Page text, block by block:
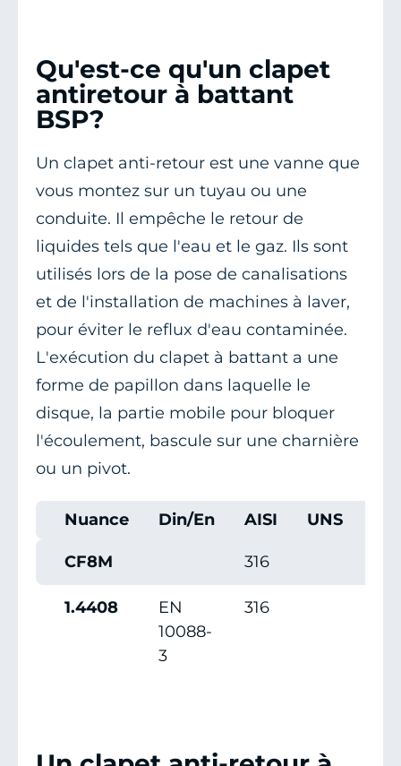
Qu'est-ce qu'un clapet
antiretour à battant
BSP?
Un clapet anti-retour est une vanne que
vous montez sur un tuyau ou une
conduite. Il empêche le retour de
liquides tels que l'eau et le gaz. Ils sont
utilisés lors de la pose de canalisations
et de l'installation de machines à laver,
pour éviter le reflux d'eau contaminée.
L'exécution du clapet à battant a une
forme de papillon dans laquelle le
disque, la partie mobile pour bloquer
l'écoulement, bascule sur une charnière
ou un pivot.
Nuance Din/En AISI UNS
CF8M 316
1.4408
EN
10088-
3
316